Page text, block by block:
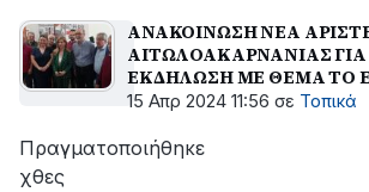
ΑΝΑΚΟΙΝΩΣΗ ΝΕΑ
ΑΙΤΩΛΟΑΚΑΡΝΑΝΙΑΣ
ΕΚΔΗΛΩΣΗ ΜΕ ΘΕΜΑ ΤΟ
15 Απρ 2024 11:56 σε Τοπικά
Πραγματοποιήθηκε
χθες